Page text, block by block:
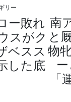
リー
ー敗れ
スがク
ベスス
した底
南
と
物
「